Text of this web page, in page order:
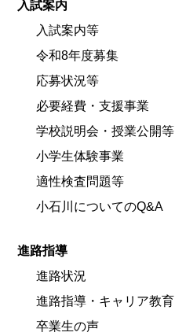
入試案内
入試案内等
令和8年度募集
応募状況等
必要経費・支援事業
学校説明会・授業公開等
小学生体験事業
適性検査問題等
小石川についてのQ&A
進路指導
進路状況
進路指導・キャリア教育
卒業生の声